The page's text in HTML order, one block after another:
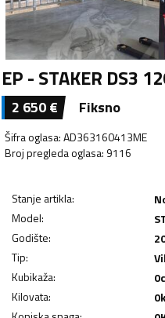
EP - STAKER DS3
2 650€ Fiksno
Šifra oglasa:AD363160413ME
Broj pregleda oglasa: 9116
Stanje artikla:
Model:
Godište:
Tip:
Kubikaža: 0
Kilovata: 0